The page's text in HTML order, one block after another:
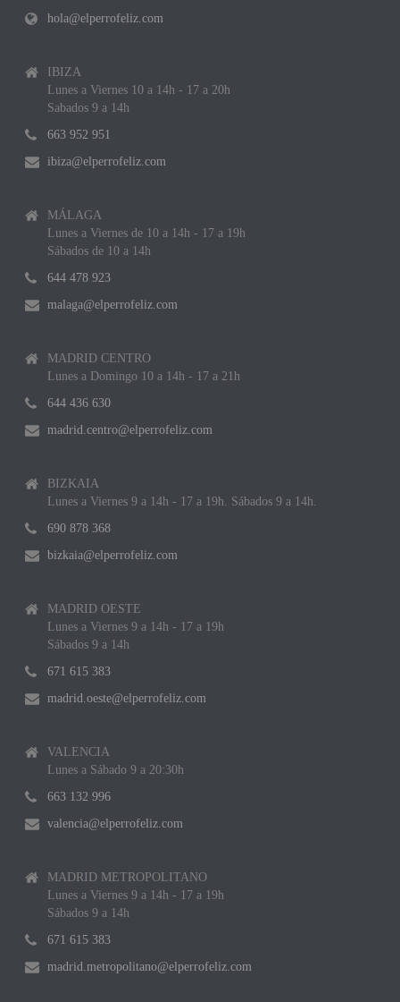
hola@elperrofeliz.com
IBIZA
Lunes a Viernes 10 a 14h - 17 a 20h
Sabados 9 a 14h
663 952 951
ibiza@elperrofeliz.com
MÁLAGA
Lunes a Viernes de 10 a 14h - 17 a 19h
Sábados de 10 a 14h
644 478 923
malaga@elperrofeliz.com
MADRID CENTRO
Lunes a Domingo 10 a 14h - 17 a 21h
644 436 630
madrid.centro@elperrofeliz.com
BIZKAIA
Lunes a Viernes 9 a 14h - 17 a 19h. Sábados 9 a 14h.
690 878 368
bizkaia@elperrofeliz.com
MADRID OESTE
Lunes a Viernes 9 a 14h - 17 a 19h
Sábados 9 a 14h
671 615 383
madrid.oeste@elperrofeliz.com
VALENCIA
Lunes a Sábado 9 a 20:30h
663 132 996
valencia@elperrofeliz.com
MADRID METROPOLITANO
Lunes a Viernes 9 a 14h - 17 a 19h
Sábados 9 a 14h
671 615 383
madrid.metropolitano@elperrofeliz.com